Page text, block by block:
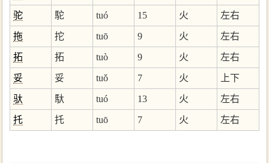
驼 駝 tuó 15 火 左右
拖 拕 tuō 9 火 左右
拓 拓 tuò 9 火 左右
妥 妥 tuǒ 7 火 上下
驮 馱 tuó 13 火 左右
托 托 tuō 7 火 左右